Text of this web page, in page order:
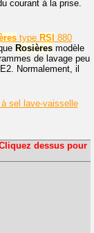
courant à la prise.
type RSI 880
Rosières modèle
de lavage peu
Normalement, il
sel lave-vaisselle
dessus pour